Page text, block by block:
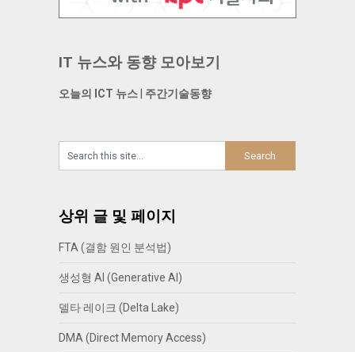
IT 뉴스와 동향 모아보기
오늘의 ICT 뉴스| 주간기술동향
상위 글 및 페이지
FTA (결함 원인 분석법)
생성형 AI (Generative AI)
델타 레이크 (Delta Lake)
DMA (Direct Memory Access)